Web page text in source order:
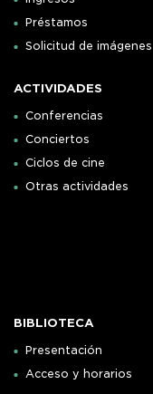
Préstamos
Solicitud de imágenes
ACTIVIDADES
Conferencias
Conciertos
Ciclos de cine
Otras actividades
BIBLIOTECA
Presentación
Acceso y horarios